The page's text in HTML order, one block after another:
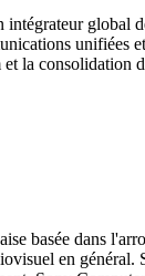
la
basée dans
en